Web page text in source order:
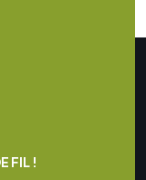
FIL !